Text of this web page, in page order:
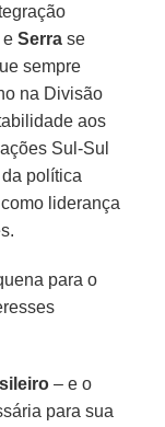
eSerra se
sempre
na Divisão
aos
Sul-Sul
política
liderança
para o
– e o
para sua